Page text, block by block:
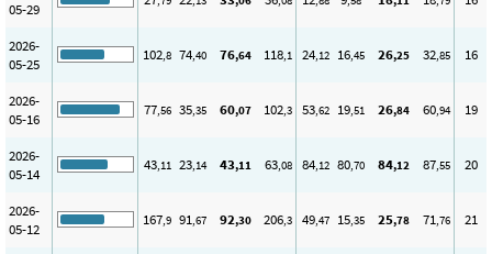
05-29
2026-
05-25
102,8 74,40 76,64 118,1 24,12 16,45 26,25 32,85 16
2026-
05-16
77,56 35,35 60,07 102,3 53,62 19,51 26,84 60,94 19
2026-
05-14
43,11 23,14 43,11 63,08 84,12 80,70 84,12 87,55 20
2026-
05-12
167,9 91,67 92,30 206,3 49,47 15,35 25,78 71,76 21